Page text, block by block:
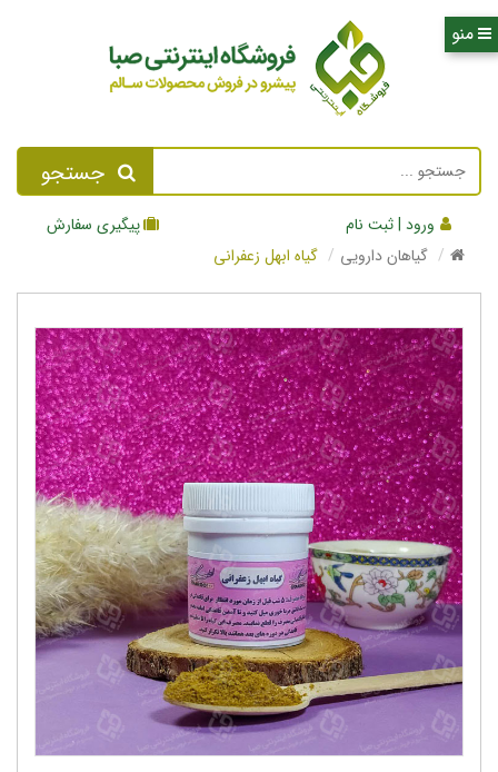
جستجو
ورود | ثبت نام
پیگیری سفارش
گیاهان دارویی
گیاه ابهل زعفرانی